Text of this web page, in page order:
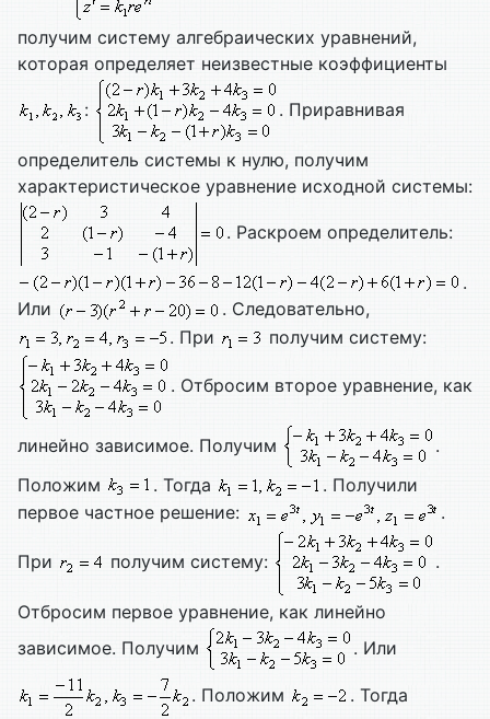
получим систему алгебраических уравнений,
которая определяет неизвестные коэффициенты
: . Приравнивая
определитель системы к нулю, получим
характеристическое уравнение исходной системы:
. Раскроем определитель:
.
Или
. Следовательно,
. При
получим систему:
. Отбросим второе уравнение, как
линейно зависимое. Получим
.
Положим
. Тогда
. Получили
первое частное решение:
.
При получим систему: .
Отбросим первое уравнение, как линейно
зависимое. Получим
. Или
. Положим
. Тогда